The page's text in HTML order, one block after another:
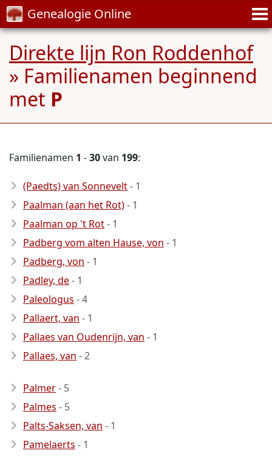
Genealogie Online
Direkte lijn Ron Roddenhof
» Familienamen beginnend
met P
Familienamen 1 -30van 199:
(Paedts) van Sonnevelt- 1
Paalman (aan het Rot)- 1
Paalman op 't Rot- 1
Padberg vom alten Hause, von - 1
Padberg, von - 1
Padley, de- 1
Paleologus - 4
Pallaert, van - 1
Pallaes van Oudenrijn, van - 1
Pallaes, van - 2
Palmer- 5
Palmes - 5
Palts-Saksen, van - 1
Pamelaerts - 1